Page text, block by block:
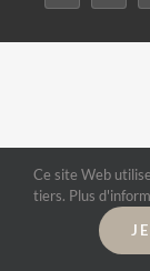
Ce site Web
tiers. Plus